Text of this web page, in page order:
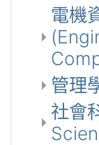
電機
管理
社會